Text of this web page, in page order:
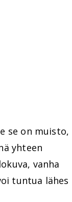
se on muisto,
yhteen
vanha
tuntua lähes